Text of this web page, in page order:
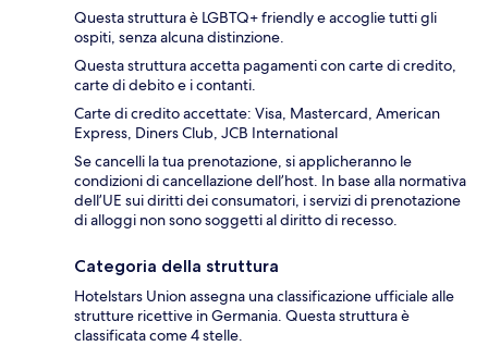
Questa struttura è LGBTQ+ friendly e accoglie tutti gli
ospiti, senza alcuna distinzione.
Questa struttura accetta pagamenti con carte di credito,
carte di debito e i contanti.
Carte di credito accettate: Visa, Mastercard, American
Express, Diners Club, JCB International
Se cancelli la tua prenotazione, si applicheranno le
condizioni di cancellazione dell’host. In base alla normativa
dell’UE sui diritti dei consumatori, i servizi di prenotazione
di alloggi non sono soggetti al diritto di recesso.
Categoria della struttura
Hotelstars Union assegna una classificazione ufficiale alle
strutture ricettive in Germania. Questa struttura è
classificata come 4 stelle.